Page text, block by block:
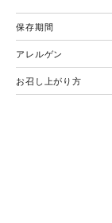
保存期間
アレルゲン
お召し上がり方